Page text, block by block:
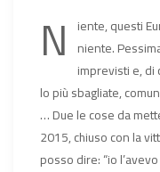
N iente, questi
niente.
imprevisti e,
lo più sbagliate,
… Due le cose da
2015, chiuso con la
posso dire: “io